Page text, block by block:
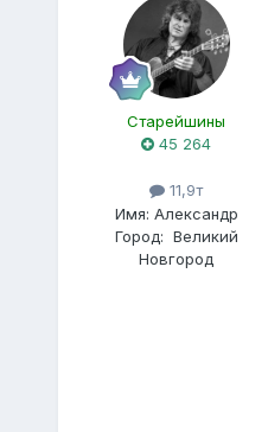
Старейшины
45 264
11,9т
Имя: Александр
Город: Великий
Новгород